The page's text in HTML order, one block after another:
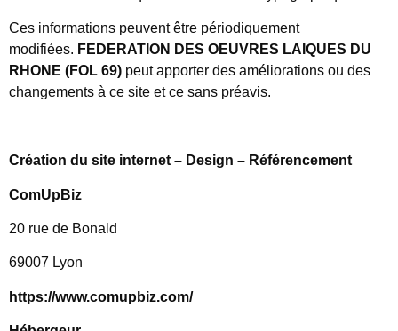
Ces informations peuvent être périodiquement
modifiées. FEDERATION DES OEUVRES LAIQUES DU
RHONE (FOL 69) peut apporter des améliorations ou des
changements à ce site et ce sans préavis.
Création du site internet – Design – Référencement
ComUpBiz
20 rue de Bonald
69007 Lyon
https://www.comupbiz.com/